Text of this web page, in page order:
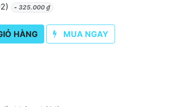
- 325.000₫
HÀNG MUA NGAY